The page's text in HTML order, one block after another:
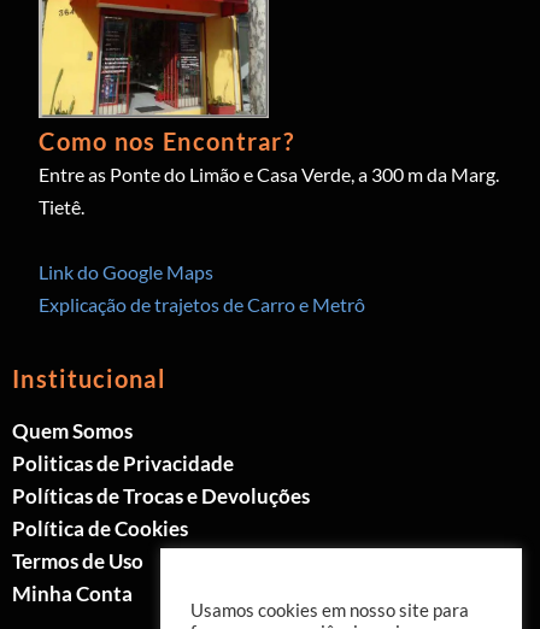
Como nos Encontrar?
Entre as Ponte do Limão e Casa Verde, a 300 m da Marg.
Tietê.
Link do Google Maps
Explicação de trajetos de Carro e Metrô
Institucional
Quem Somos
Politicas de Privacidade
Políticas de Trocas e Devoluções
Política de Cookies
Termos de Uso
Minha Conta
Usamos cookies em nosso site para